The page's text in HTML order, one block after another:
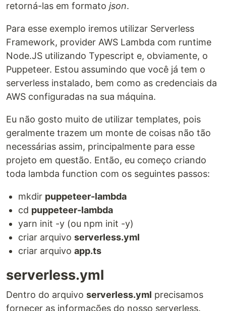
retorná-las em formato json.
Para esse exemplo iremos utilizar Serverless
Framework, provider AWS Lambda com runtime
Node.JS utilizando Typescript e, obviamente, o
Puppeteer. Estou assumindo que você já tem o
serverless instalado, bem como as credenciais da
AWS configuradas na sua máquina.
Eu não gosto muito de utilizar templates, pois
geralmente trazem um monte de coisas não tão
necessárias assim, principalmente para esse
projeto em questão. Então, eu começo criando
toda lambda function com os seguintes passos:
mkdir puppeteer-lambda
cd puppeteer-lambda
yarn init -y (ou npm init -y)
criar arquivo serverless.yml
criar arquivo app.ts
serverless.yml
Dentro do arquivo serverless.yml precisamos
fornecer as informações do nosso serverless.